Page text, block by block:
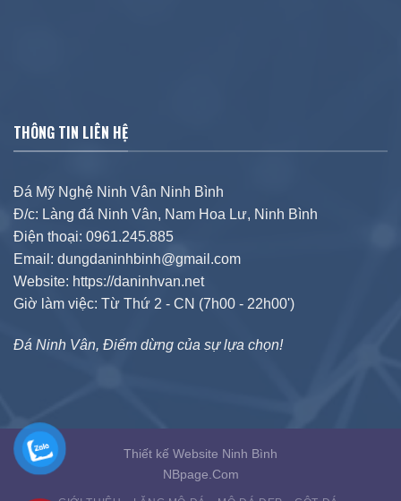
THÔNG TIN LIÊN HỆ
Đá Mỹ Nghệ Ninh Vân Ninh Bình
Đ/c: Làng đá Ninh Vân, Nam Hoa Lư, Ninh Bình
Điện thoại: 0961.245.885
Email: dungdaninhbinh@gmail.com
Website: https://daninhvan.net
Giờ làm việc: Từ Thứ 2 - CN (7h00 - 22h00')
Đá Ninh Vân, Điểm dừng của sự lựa chọn!
Thiết kế Website Ninh Bình
NBpage.Com